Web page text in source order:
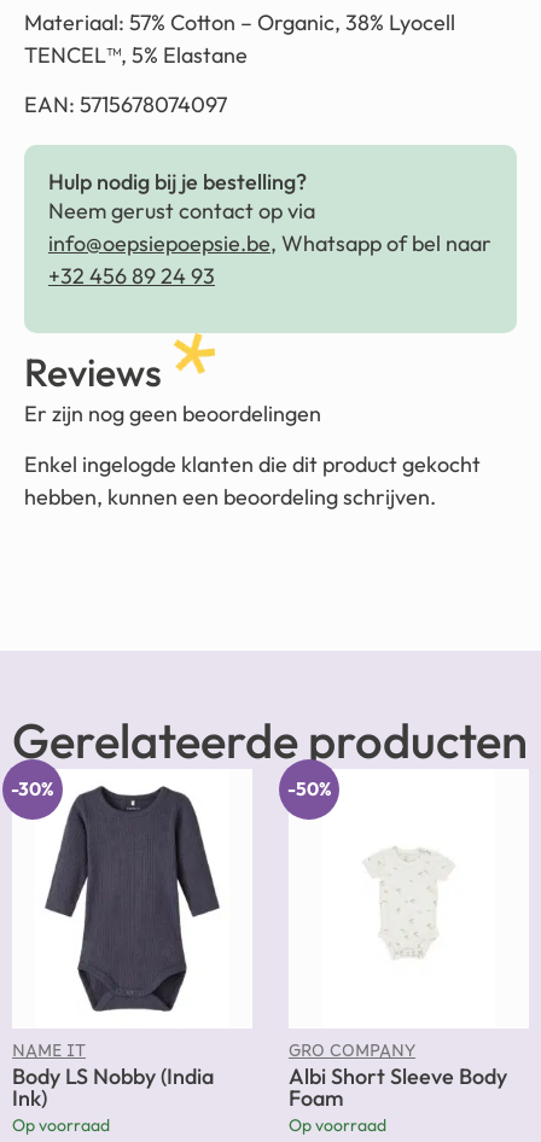
Materiaal: 57% Cotton – Organic, 38% Lyocell
TENCEL™, 5% Elastane
EAN: 5715678074097
Hulp nodig bij je bestelling?
Neem gerust contact op via
info@oepsiepoepsie.be, Whatsapp of bel naar
+32 456 89 24 93
Reviews
Er zijn nog geen beoordelingen
Enkel ingelogde klanten die dit product gekocht
hebben, kunnen een beoordeling schrijven.
Gerelateerde producten
-30%
NAME IT
Body LS Nobby (India
Ink)
Op voorraad
-50%
GRO COMPANY
Albi Short Sleeve Body
Foam
Op voorraad